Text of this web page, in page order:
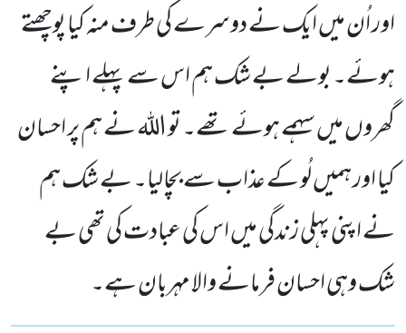
اور اُن میں ایک نے دوسرے کی طرف منہ کیا پوچھتے
ہوئے۔ بولے بے شک ہم اس سے پہلے اپنے
گھروں میں سہمے ہوئے تھے۔ تو اللہ نے ہم پر احسان
کیا اور ہمیں لُو کے عذاب سے بچالیا۔ بے شک ہم
نے اپنی پہلی زندگی میں اس کی عبادت کی تھی بے
شک وہی احسان فرمانے والا مہربان ہے۔